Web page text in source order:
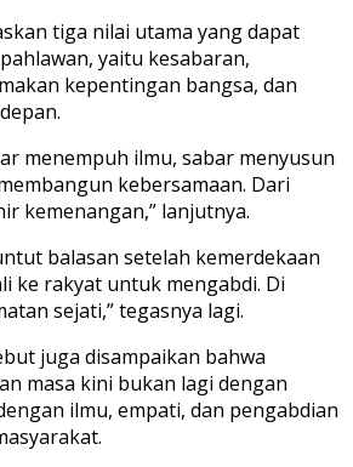
tiga nilai utama yang dapat
yaitu kesabaran,
kepentingan bangsa, dan
menempuh ilmu, sabar menyusun
kebersamaan. Dari
kemenangan,” lanjutnya.
balasan setelah kemerdekaan
ke rakyat untuk mengabdi. Di
sejati,” tegasnya lagi.
juga disampaikan bahwa
masa kini bukan lagi dengan
ilmu, empati, dan pengabdian